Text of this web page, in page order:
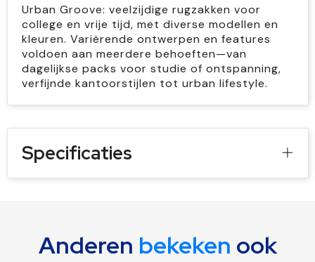
Urban Groove: veelzijdige rugzakken voor
college en vrije tijd, met diverse modellen en
kleuren. Variërende ontwerpen en features
voldoen aan meerdere behoeften—van
dagelijkse packs voor studie of ontspanning,
verfijnde kantoorstijlen tot urban lifestyle.
Specificaties
Anderen bekeken ook